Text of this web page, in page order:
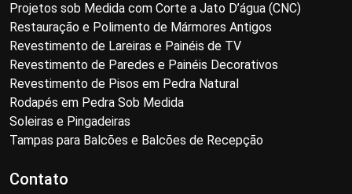
Projetos sob Medida com Corte a Jato D’água (CNC)
Restauração e Polimento de Mármores Antigos
Revestimento de Lareiras e Painéis de TV
Revestimento de Paredes e Painéis Decorativos
Revestimento de Pisos em Pedra Natural
Rodapés em Pedra Sob Medida
Soleiras e Pingadeiras
Tampas para Balcões e Balcões de Recepção
Contato